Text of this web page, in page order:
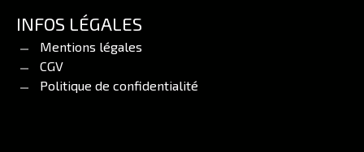
INFOS LÉGALES
Mentions légales
CGV
Politique de confidentialité